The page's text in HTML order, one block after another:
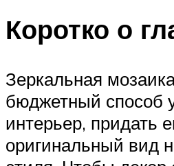
Коротко о
Зеркальная
бюджетный способ
интерьер, придать
оригинальный вид